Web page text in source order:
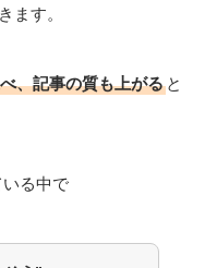
ます。
、記事の質も上がると
る中で